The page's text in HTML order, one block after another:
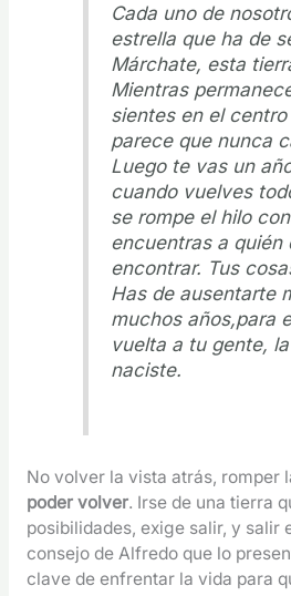
Cada uno de
estrella que ha de
Márchate, esta
Mientras
sientes en el
parece que nunca
Luego te vas un
cuando vuelves
se rompe el hilo
encuentras a quién
encontrar. Tus
Has de ausentarte
muchos años,para
vuelta a tu gente,
naciste.
No volver la vista atrás, romper
poder volver. Irse de una tierra
posibilidades, exige salir, y salir
consejo de Alfredo que lo
clave de enfrentar la vida para